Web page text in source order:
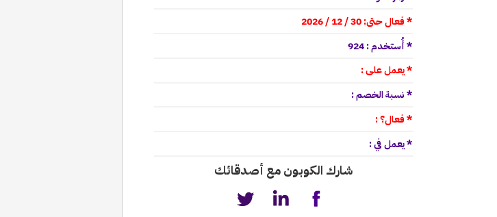
* فعال حتى: 30 / 12 / 2026
* أُستخدم : 924
* يعمل على :
* نسبة الخصم :
* فعال؟ :
* يعمل في :
شارك الكوبون مع أصدقائك